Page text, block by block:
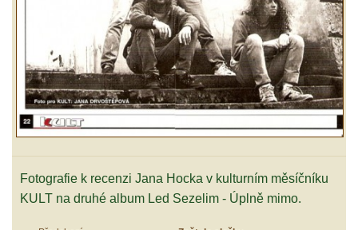
Fotografie k recenzi Jana Hocka v kulturním měsíčníku
KULT na druhé album Led Sezelim - Úplně mimo.